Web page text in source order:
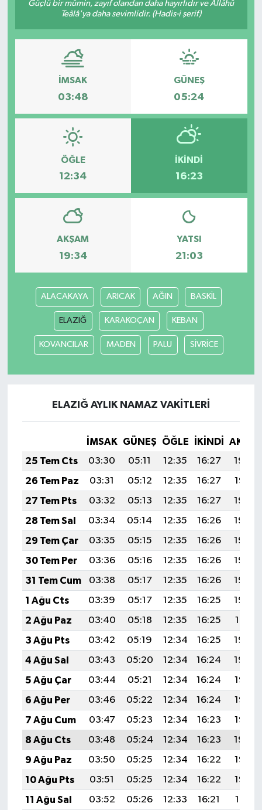
Güçlü bir mümin, zayıf olandan daha hayırlıdır ve Allâhü
Teâlâ'ya daha sevimlidir. (Hadis-i şerif)
İMSAK
03:48
GÜNEŞ
05:24
ÖĞLE
12:34
İKINDI
16:23
AKŞAM
19:34
YATSI
21:03
ALACAKAYA ARICAK AĞIN BASKİL
ELAZIĞ KARAKOÇAN KEBAN
KOVANCILAR MADEN PALU SİVRİCE
ELAZIĞ AYLIK NAMAZ VAKITLERI
İMSAK GÜNEŞ ÖĞLE İKINDI
25 Tem Cts
03:30 05:11 12:35 16:27
19:48
26 Tem Paz
03:31 05:12 12:35 16:27
19:47
27 Tem Pts
03:32 05:13 12:35 16:27
19:46
28 Tem Sal
03:34 05:14 12:35 16:26
19:46
29 Tem Çar
03:35 05:15 12:35 16:26
19:45
30 Tem Per
03:36 05:16 12:35 16:26
19:44
31 Tem Cum
03:38 05:17 12:35 16:26
19:43
1 Ağu Cts
03:39 05:17 12:35 16:25
19:42
2 Ağu Paz
03:40 05:18 12:35 16:25
19:41
3 Ağu Pts
03:42 05:19 12:34 16:25
19:40
4 Ağu Sal
03:43 05:20 12:34 16:24
19:39
5 Ağu Çar
03:44 05:21 12:34 16:24
19:38
6 Ağu Per
03:46 05:22 12:34 16:24
19:37
7 Ağu Cum
03:47 05:23 12:34 16:23
19:35
8 Ağu Cts
03:48 05:24 12:34 16:23
19:34
9 Ağu Paz
03:50 05:25 12:34 16:22
19:33
10 Ağu Pts
03:51 05:25 12:34 16:22
19:32
11 Ağu Sal
03:52 05:26 12:33 16:21
19:31